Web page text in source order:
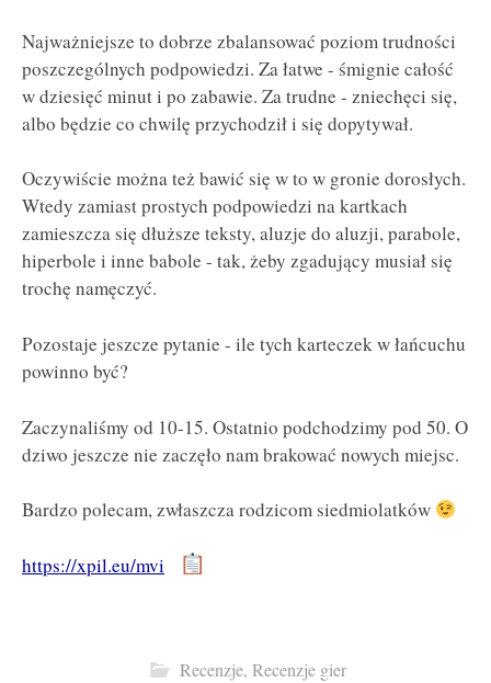
Najważniejsze to dobrze zbalansować poziom trudności
poszczególnych podpowiedzi. Za łatwe - śmignie całość
w dziesięć minut i po zabawie. Za trudne - zniechęci się,
albo będzie co chwilę przychodził i się dopytywał.
Oczywiście można też bawić się w to w gronie dorosłych.
Wtedy zamiast prostych podpowiedzi na kartkach
zamieszcza się dłuższe teksty, aluzje do aluzji, parabole,
hiperbole i inne babole - tak, żeby zgadujący musiał się
trochę namęczyć.
Pozostaje jeszcze pytanie - ile tych karteczek w łańcuchu
powinno być?
Zaczynaliśmy od 10-15. Ostatnio podchodzimy pod 50. O
dziwo jeszcze nie zaczęło nam brakować nowych miejsc.
Bardzo polecam, zwłaszcza rodzicom siedmiolatków
https://xpil.eu/mvi
Recenzje, Recenzje gier